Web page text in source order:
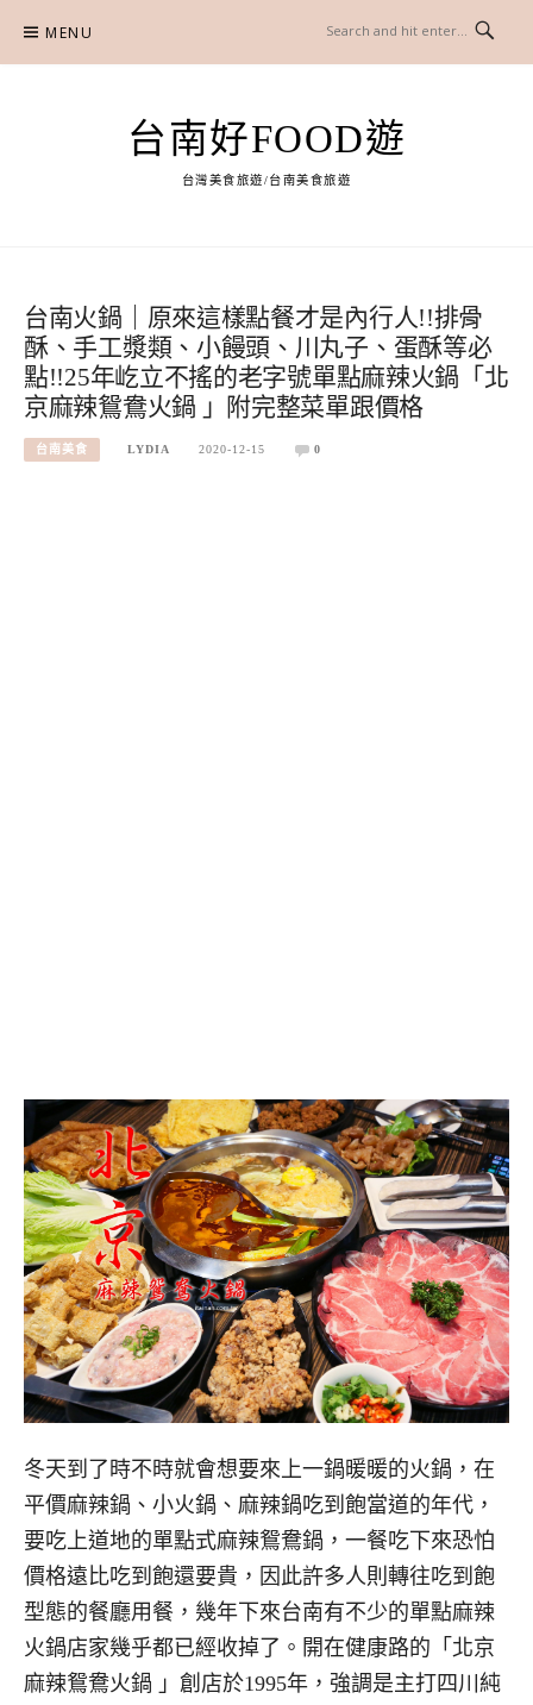
content
MENU
台南好FOOD遊
台灣美食旅遊/台南美食旅遊
台南火鍋｜原來這樣點餐才是內行人!!排骨
酥、手工漿類、小饅頭、川丸子、蛋酥等必
點!!25年屹立不搖的老字號單點麻辣火鍋「北
京麻辣鴛鴦火鍋 」附完整菜單跟價格
台南美食 LYDIA 2020-12-15 0
冬天到了時不時就會想要來上一鍋暖暖的火鍋，在
平價麻辣鍋、小火鍋、麻辣鍋吃到飽當道的年代，
要吃上道地的單點式麻辣鴛鴦鍋，一餐吃下來恐怕
價格遠比吃到飽還要貴，因此許多人則轉往吃到飽
型態的餐廳用餐，幾年下來台南有不少的單點麻辣
火鍋店家幾乎都已經收掉了。開在健康路的「北京
麻辣鴛鴦火鍋 」創店於1995年，強調是主打四川純